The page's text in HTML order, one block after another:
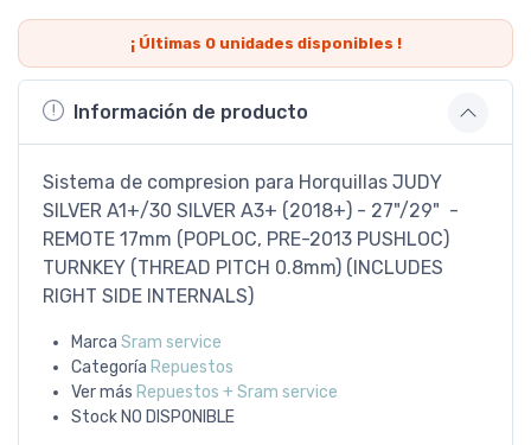
¡ Últimas 0unidades disponibles !
Información de producto
Sistema de compresion para Horquillas JUDY
SILVER A1+/30 SILVER A3+ (2018+) - 27"/29" -
REMOTE 17mm (POPLOC, PRE-2013 PUSHLOC)
TURNKEY (THREAD PITCH 0.8mm) (INCLUDES
RIGHT SIDE INTERNALS)
Marca Sram service
Categoría Repuestos
Ver más Repuestos + Sram service
Stock NO DISPONIBLE